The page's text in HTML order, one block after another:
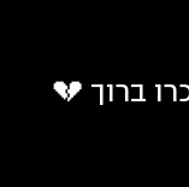
ברוך 💔